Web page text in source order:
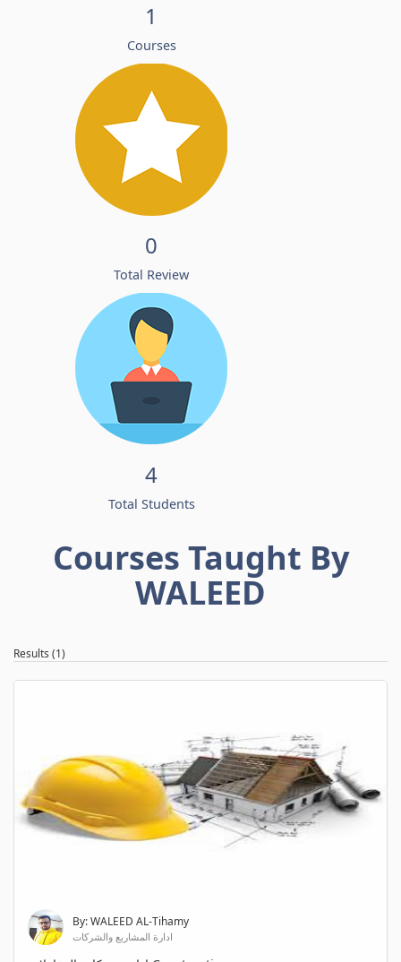
1
Courses
0
Total Review
4
Total Students
Courses Taught By
WALEED
Results (1)
By: WALEED AL-Tihamy
ادارة المشاريع والشركات